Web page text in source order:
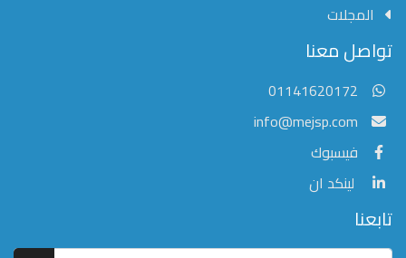
مؤسسة الشرق الأوسط للنشر العلمي
عادةً ما يتم الرد في غضون خمس دقائق
المجلات
تواصل معنا
01141620172
info@mejsp.com
فيسبوك
لينكد ان
تابعنا